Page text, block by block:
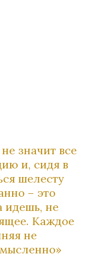
значит все
и, сидя в
шелесту
– это
идешь, не
Каждое
не